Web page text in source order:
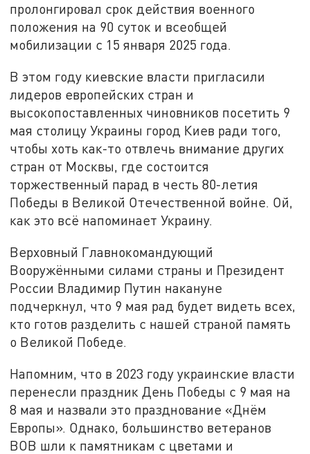
пролонгировал срок действия военного
положения на 90 суток и всеобщей
мобилизации с 15 января 2025 года.
В этом году киевские власти пригласили
лидеров европейских стран и
высокопоставленных чиновников посетить 9
мая столицу Украины город Киев ради того,
чтобы хоть как-то отвлечь внимание других
стран от Москвы, где состоится
торжественный парад в честь 80-летия
Победы в Великой Отечественной войне. Ой,
как это всё напоминает Украину.
Верховный Главнокомандующий
Вооружёнными силами страны и Президент
России Владимир Путин накануне
подчеркнул, что 9 мая рад будет видеть всех,
кто готов разделить с нашей страной память
о Великой Победе.
Напомним, что в 2023 году украинские власти
перенесли праздник День Победы с 9 мая на
8 мая и назвали это празднование «Днём
Европы». Однако, большинство ветеранов
ВОВ шли к памятникам с цветами и